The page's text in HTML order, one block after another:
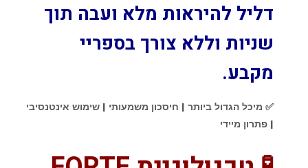
דליל להיראות מלא ועבה תוך
שניות וללא צורך בספריי
מקבע.
✅ מיכל הגדול ביותר | חיסכון משמעותי | שימוש אינטנסיבי
| פתרון מיידי